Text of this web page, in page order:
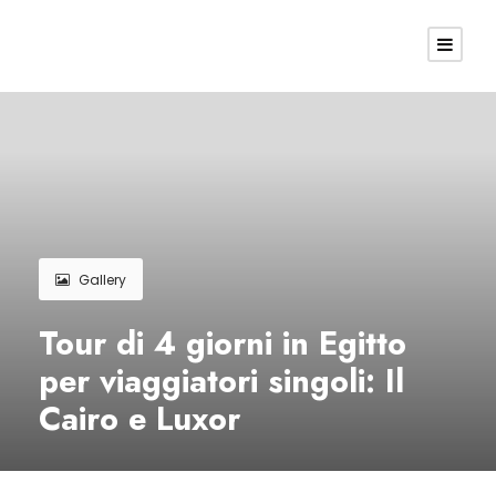
Gallery
Tour di 4 giorni in Egitto
per viaggiatori singoli: Il
Cairo e Luxor